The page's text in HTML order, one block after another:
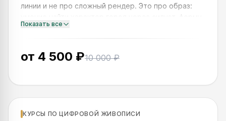
линии и не про сложный рендер. Это про образ:
умение найти характер героя через силуэт, форму
и знак — ещё до того, как вы взялись за детали. За
Показать все
от 4 500 ₽10 000 ₽
SKILLS UP
КУРСЫ ПО ЦИФРОВОЙ ЖИВОПИСИ